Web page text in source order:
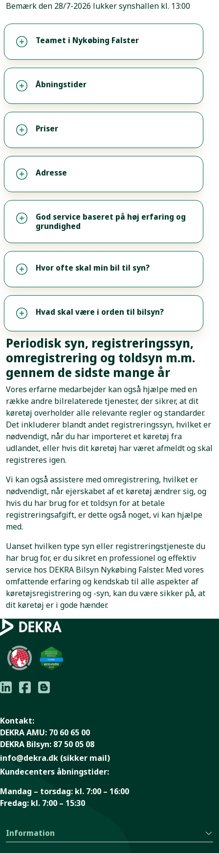
Bemærk den 28/7-2026 lukker synshallen kl. 13:00
Teamet i Nykøbing Falster
Åbningstider
Priser
Adresse
God service baseret på høj erfaring og
grundighed
Hvor ofte skal min bil til syn?
Hvad skal være i orden til bilsyn?
Periodisk syn, registreringssyn,
omregistrering og toldsyn m.m.
gennem de sidste mange år
Vores erfarne medarbejder kan også hjælpe med en
række andre bilrelaterede tjenester, der sikrer, at dit
køretøj overholder alle relevante regler og standarder.
Det inkluderer blandt andet registreringssyn, hvilket er
nødvendigt, når du har importeret et køretøj fra
udlandet, eller hvis dit køretøj har været afmeldt og skal
registreres igen.
Vi kan også assistere med omregistrering, hvilket er
nødvendigt, når ejerskabet af et køretøj ændrer sig, og
hvis du har brug for et toldsyn for at betale
registreringsafgift, er dette også noget, vi kan hjælpe
med.
Uanset hvilken type syn eller registreringstjeneste du
har brug for, er du sikret en professionel og effektiv
service hos DEKRA Bilsyn Nykøbing Falster. Med vores
omfattende erfaring og kendskab til alle aspekter af
køretøjsregistrering og -syn, kan du være sikker på, at
dit køretøj er i gode hænder.
Kontakt:
DEKRA AMU: 70 60 65 00
DEKRA Bilsyn: 87 50 05 08
info@dekra.dk (sikker mail)
Kundecenters åbningstider:
Mandag – torsdag: kl. 7:00 – 16:00
Fredag: kl. 7:00 – 15:30
Information